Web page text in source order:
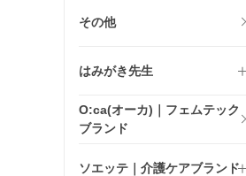
その他
はみがき先生
O:ca(オーカ)｜フェムテック
ブランド
ソエッテ｜介護ケアブランド